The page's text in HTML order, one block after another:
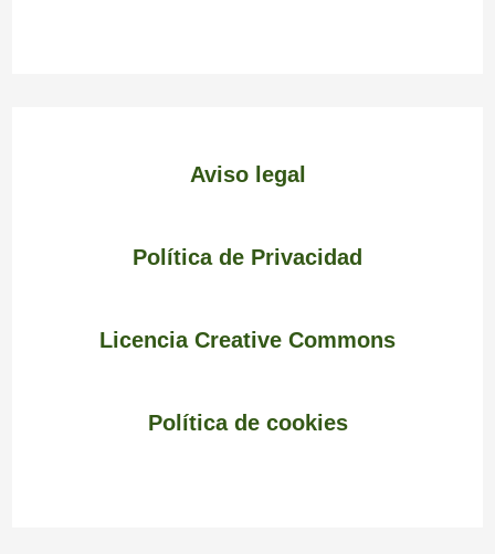
Aviso legal
Política de Privacidad
Licencia Creative Commons
Política de cookies